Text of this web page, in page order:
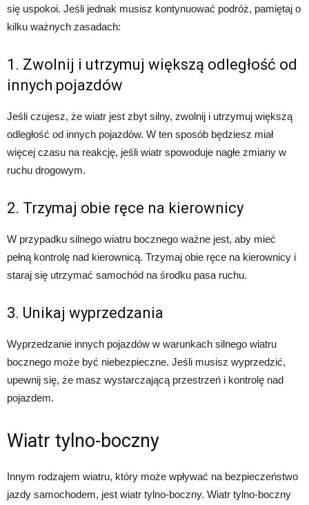
się uspokoi. Jeśli jednak musisz kontynuować podróż, pamiętaj o
kilku ważnych zasadach:
1. Zwolnij i utrzymuj większą odległość od
innych pojazdów
Jeśli czujesz, że wiatr jest zbyt silny, zwolnij i utrzymuj większą
odległość od innych pojazdów. W ten sposób będziesz miał
więcej czasu na reakcję, jeśli wiatr spowoduje nagłe zmiany w
ruchu drogowym.
2. Trzymaj obie ręce na kierownicy
W przypadku silnego wiatru bocznego ważne jest, aby mieć
pełną kontrolę nad kierownicą. Trzymaj obie ręce na kierownicy i
staraj się utrzymać samochód na środku pasa ruchu.
3. Unikaj wyprzedzania
Wyprzedzanie innych pojazdów w warunkach silnego wiatru
bocznego może być niebezpieczne. Jeśli musisz wyprzedzić,
upewnij się, że masz wystarczającą przestrzeń i kontrolę nad
pojazdem.
Wiatr tylno-boczny
Innym rodzajem wiatru, który może wpływać na bezpieczeństwo
jazdy samochodem, jest wiatr tylno-boczny. Wiatr tylno-boczny